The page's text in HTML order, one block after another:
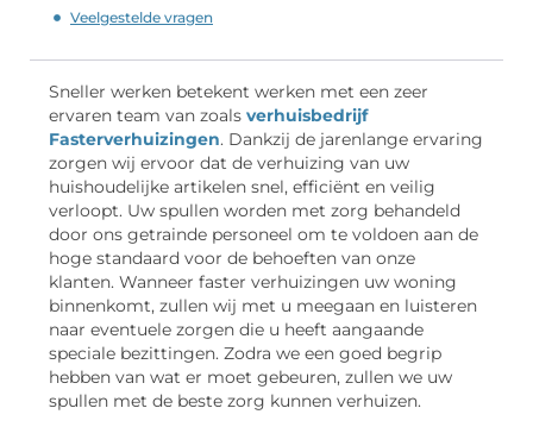
Veelgestelde vragen
Sneller werken betekent werken met een zeer
ervaren team van zoals verhuisbedrijf
Fasterverhuizingen. Dankzij de jarenlange ervaring
zorgen wij ervoor dat de verhuizing van uw
huishoudelijke artikelen snel, efficiënt en veilig
verloopt. Uw spullen worden met zorg behandeld
door ons getrainde personeel om te voldoen aan de
hoge standaard voor de behoeften van onze
klanten. Wanneer faster verhuizingen uw woning
binnenkomt, zullen wij met u meegaan en luisteren
naar eventuele zorgen die u heeft aangaande
speciale bezittingen. Zodra we een goed begrip
hebben van wat er moet gebeuren, zullen we uw
spullen met de beste zorg kunnen verhuizen.